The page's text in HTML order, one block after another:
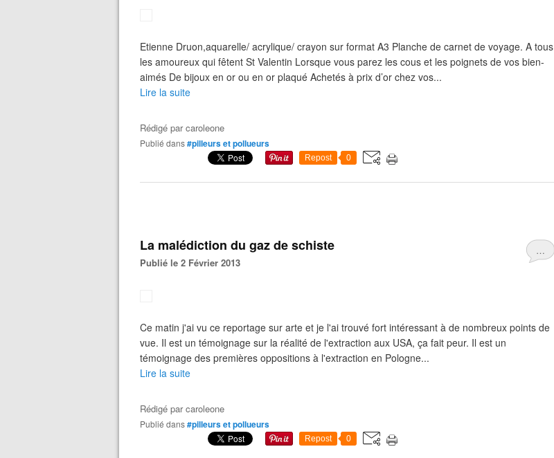
Etienne Druon,aquarelle/ acrylique/ crayon sur format A3 Planche de carnet de voyage. A tous
les amoureux qui fêtent St Valentin Lorsque vous parez les cous et les poignets de vos bien-
aimés De bijoux en or ou en or plaqué Achetés à prix d’or chez vos...
Lire la suite
Rédigé parcaroleone
Publié dans#pilleurs et pollueurs
Repost 0
…
La malédiction du gaz de schiste
Publié le 2 Février 2013
Ce matin j'ai vu ce reportage sur arte et je l'ai trouvé fort intéressant à de nombreux points de
vue. Il est un témoignage sur la réalité de l'extraction aux USA, ça fait peur. Il est un
témoignage des premières oppositions à l'extraction en Pologne...
Lire la suite
Rédigé parcaroleone
Publié dans#pilleurs et pollueurs
Repost 0